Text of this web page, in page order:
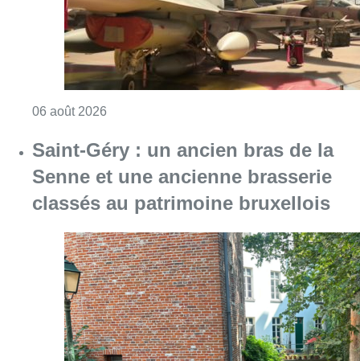
06 août 2026
Saint-Géry : un ancien bras de la
Senne et une ancienne brasserie
classés au patrimoine bruxellois